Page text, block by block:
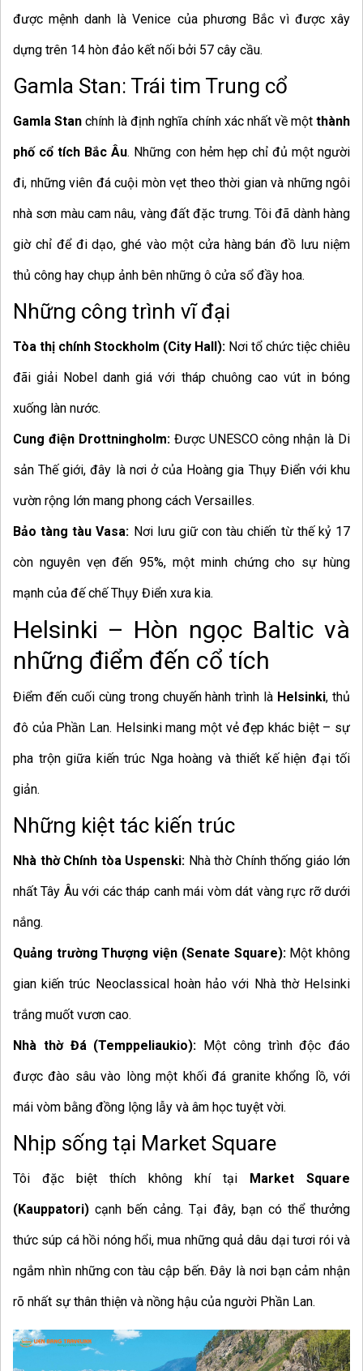
được mệnh danh là Venice của phương Bắc vì được xây
dựng trên 14 hòn đảo kết nối bởi 57 cây cầu.
Gamla Stan: Trái tim Trung cổ
Gamla Stan chính là định nghĩa chính xác nhất về mộtthành
phố cổ tích Bắc Âu. Những con hẻm hẹp chỉ đủ một người
đi, những viên đá cuội mòn vẹt theo thời gian và những ngôi
nhà sơn màu cam nâu, vàng đất đặc trưng. Tôi đã dành hàng
giờ chỉ để đi dạo, ghé vào một cửa hàng bán đồ lưu niệm
thủ công hay chụp ảnh bên những ô cửa sổ đầy hoa.
Những công trình vĩ đại
Tòa thị chính Stockholm (City Hall): Nơi tổ chức tiệc chiêu
đãi giải Nobel danh giá với tháp chuông cao vút in bóng
xuống làn nước.
Cung điện Drottningholm:Được UNESCO công nhận là Di
sản Thế giới, đây là nơi ở của Hoàng gia Thụy Điển với khu
vườn rộng lớn mang phong cách Versailles.
Bảo tàng tàu Vasa: Nơi lưu giữ con tàu chiến từ thế kỷ 17
còn nguyên vẹn đến 95%, một minh chứng cho sự hùng
mạnh của đế chế Thụy Điển xưa kia.
Helsinki – Hòn ngọc Baltic và
những điểm đến cổ tích
Điểm đến cuối cùng trong chuyến hành trình là Helsinki, thủ
đô của Phần Lan. Helsinki mang một vẻ đẹp khác biệt – sự
pha trộn giữa kiến trúc Nga hoàng và thiết kế hiện đại tối
giản.
Những kiệt tác kiến trúc
Nhà thờ Chính tòa Uspenski: Nhà thờ Chính thống giáo lớn
nhất Tây Âu với các tháp canh mái vòm dát vàng rực rỡ dưới
nắng.
Quảng trường Thượng viện (Senate Square):Một không
gian kiến trúc Neoclassical hoàn hảo với Nhà thờ Helsinki
trắng muốt vươn cao.
Nhà thờ Đá (Temppeliaukio): Một công trình độc đáo
được đào sâu vào lòng một khối đá granite khổng lồ, với
mái vòm bằng đồng lộng lẫy và âm học tuyệt vời.
Nhịp sống tại Market Square
Tôi đặc biệt thích không khí tại Market Square
(Kauppatori) cạnh bến cảng. Tại đây, bạn có thể thưởng
thức súp cá hồi nóng hổi, mua những quả dâu dại tươi rói và
ngắm nhìn những con tàu cập bến. Đây là nơi bạn cảm nhận
rõ nhất sự thân thiện và nồng hậu của người Phần Lan.